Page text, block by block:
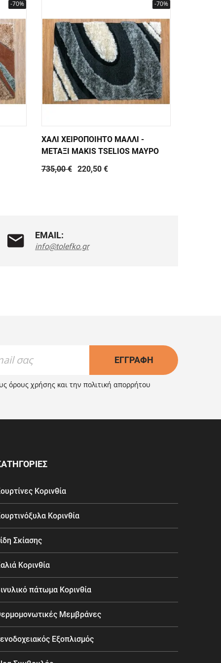
-70% -70%
ΧΑΛΙ ΧΕΙΡΟΠΟΙΗΤΟ ΜΑΛΛΙ -
ΜΕΤΑΞΙ MAKIS TSELIOS ΜΑΥΡΟ
735,00 €
220,50 €
EMAIL:
info@tolefko.gr
ΕΓΓΡΑΦΉ
όρους χρήσης και την πολιτική απορρήτου
Κορινθία
Κορινθία
Σκίασης
Κορινθία
πάτωμα Κορινθία
Μεμβράνες
Εξοπλισμός